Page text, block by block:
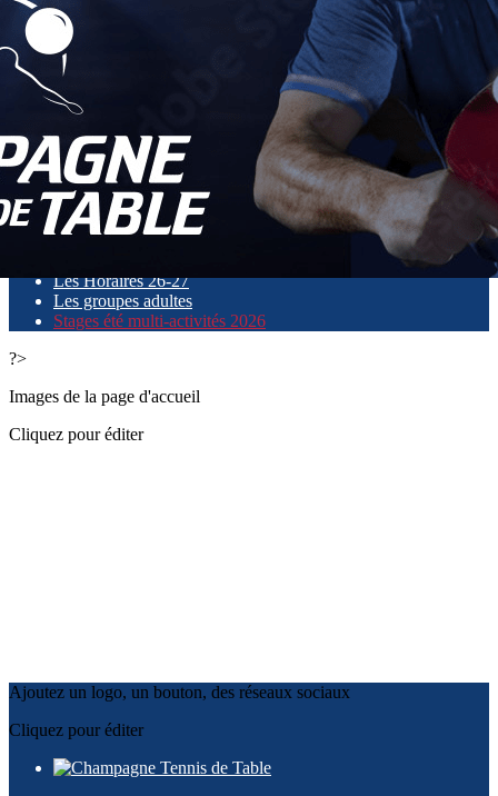
Exporter les lignes sélectionnées
Exporter toutes les colonnes
Exporter uniquement les colonnes affichées
Menu
>
Le Périscolaire
Les groupes jeunes
Mini - groupes
Les entraineurs
Les Horaires 26-27
Les groupes adultes
Stages été multi-activités 2026
?>
Images de la page d'accueil
Cliquez pour éditer
Ajoutez un logo, un bouton, des réseaux sociaux
Cliquez pour éditer